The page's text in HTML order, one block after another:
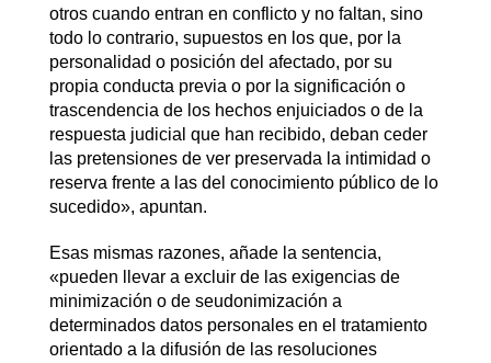
otros cuando entran en conflicto y no faltan, sino
todo lo contrario, supuestos en los que, por la
personalidad o posición del afectado, por su
propia conducta previa o por la significación o
trascendencia de los hechos enjuiciados o de la
respuesta judicial que han recibido, deban ceder
las pretensiones de ver preservada la intimidad o
reserva frente a las del conocimiento público de lo
sucedido», apuntan.
Esas mismas razones, añade la sentencia,
«pueden llevar a excluir de las exigencias de
minimización o de seudonimización a
determinados datos personales en el tratamiento
orientado a la difusión de las resoluciones